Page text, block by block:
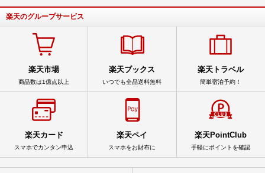
楽天のグループサービス
楽天市場
商品数は1億点以上
楽天ブックス
いつでも全品送料無料
楽天トラベル
簡単宿泊予約！
楽天カード
スマホでカンタン申込
楽天ペイ
スマホをお財布に
楽天PointClub
手軽にポイントを確認